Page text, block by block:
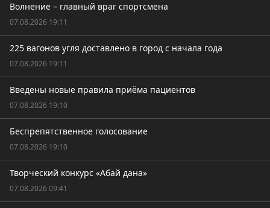
Волнение – главный враг спортсмена
07.08.2026 19:11
225 вагонов угля доставлено в город с начала года
07.08.2026 19:11
Введены новые правила приёма пациентов
07.08.2026 19:10
Беспрепятственное голосование
07.08.2026 19:10
Творческий конкурс «Абай дана»
07.08.2026 09:41